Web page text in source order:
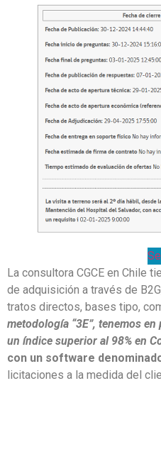
La consultora CGCE en Chile
de adquisición a través de
tratos directos, bases tipo,
metodología “3E”, tenemos
un índice superior al 98% en
con un software
licitaciones a la medida del